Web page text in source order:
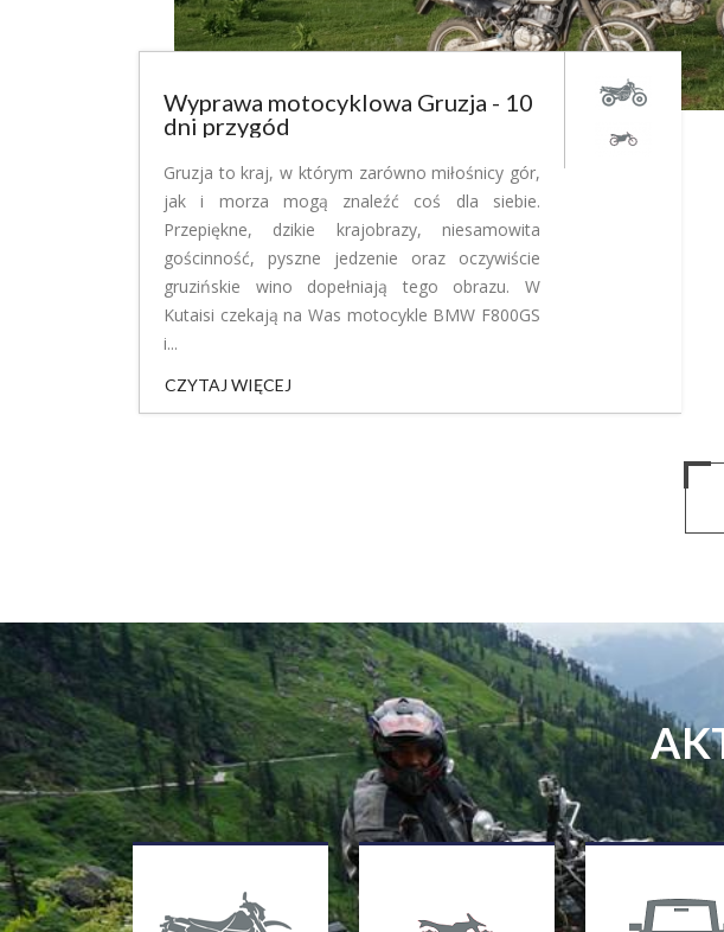
Wyprawa motocyklowa Gruzja - 10
dni przygód
Gruzja to kraj, w którym zarówno miłośnicy gór,
jak i morza mogą znaleźć coś dla siebie.
Przepiękne, dzikie krajobrazy, niesamowita
gościnność, pyszne jedzenie oraz oczywiście
gruzińskie wino dopełniają tego obrazu. W
Kutaisi czekają na Was motocykle BMW F800GS
i...
CZYTAJ WIĘCEJ